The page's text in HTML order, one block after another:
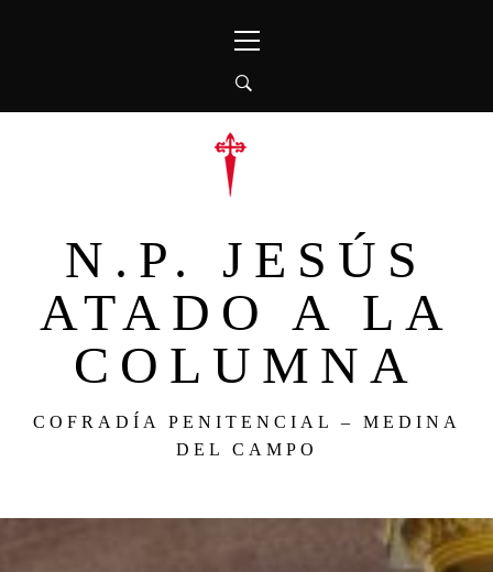
principal
N.P. JESÚS
ATADO A LA
COLUMNA
COFRADÍA PENITENCIAL – MEDINA
DEL CAMPO